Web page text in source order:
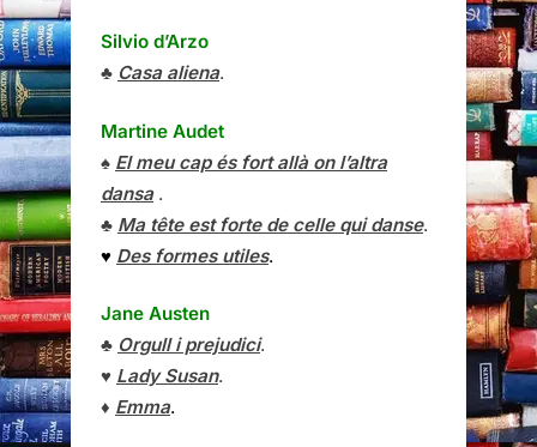
Silvio d’Arzo
♣ Casa aliena.
Martine Audet
♠ El meu cap és fort allà on l’altra
dansa.
♣ Ma tête est forte de celle qui danse.
♥ Des formes utiles.
Jane Austen
♣ Orgull i prejudici.
♥ Lady Susan.
♦ Emma.